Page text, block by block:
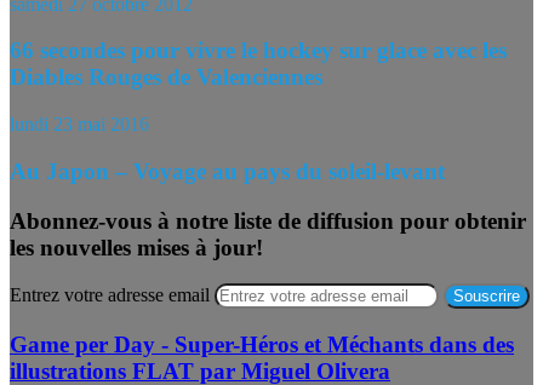
66 secondes pour vivre le hockey sur glace avec les
Diables Rouges de Valenciennes
lundi 23 mai 2016
Au Japon – Voyage au pays du soleil-levant
Abonnez-vous à notre liste de diffusion pour obtenir
les nouvelles mises à jour!
Entrez votre adresse email
Game per Day - Super-Héros et Méchants dans des
illustrations FLAT par Miguel Olivera